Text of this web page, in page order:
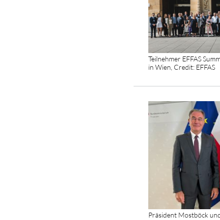
Teilnehmer EFFAS
in Wien, Credit: EFFAS
Präsident Mostböck